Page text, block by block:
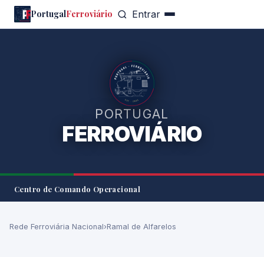
PortugalFerroviário Entrar
PORTUGAL
FERROVIÁRIO
Centro de Comando Operacional
Rede Ferroviária Nacional›Ramal de Alfarelos